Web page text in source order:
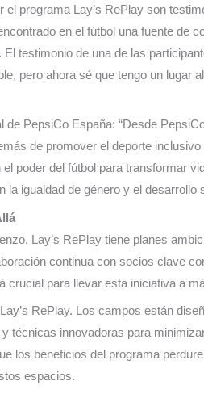
programa Lay’s RePlay son
en el fútbol una fuente de
testimonio de una de las
pero ahora sé que tengo un lugar
de PepsiCo España: “Desde
de promover el deporte
poder del fútbol para transformar
igualdad de género y el desarrollo
Lay’s RePlay tiene planes
continua con socios clave
crucial para llevar esta iniciativa a
RePlay. Los campos están
técnicas innovadoras para
los beneficios del programa
espacios.